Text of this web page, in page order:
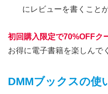
にレビューを書くこと
初回購入限定で70%OFFク
お得に電子書籍を楽しんで
DMMブックスの使